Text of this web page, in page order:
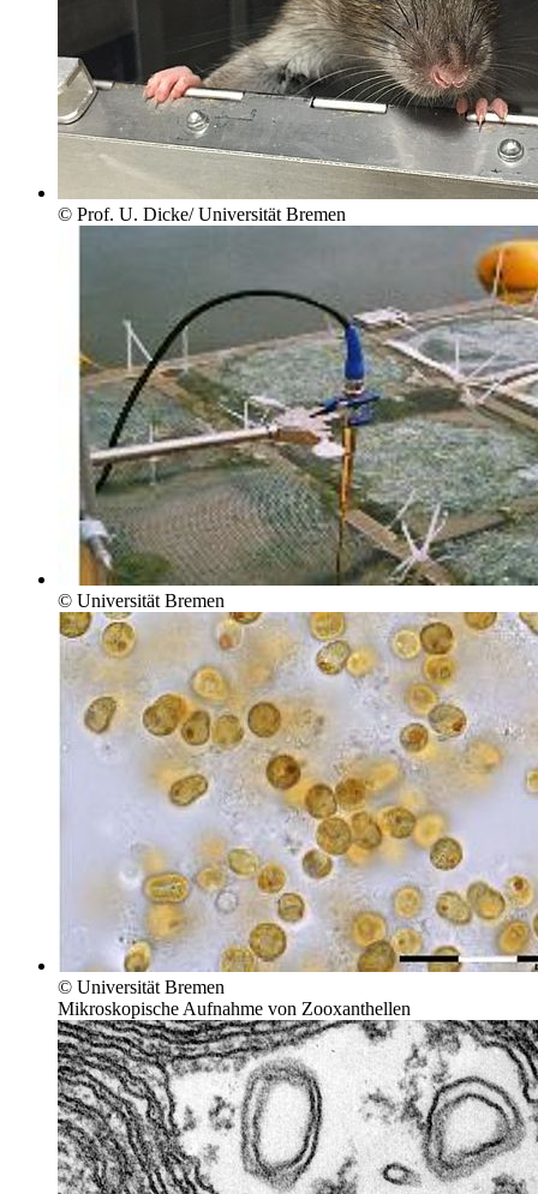
© Prof. U. Dicke/ Universität Bremen
© Universität Bremen
© Universität Bremen
Mikroskopische Aufnahme von Zooxanthellen